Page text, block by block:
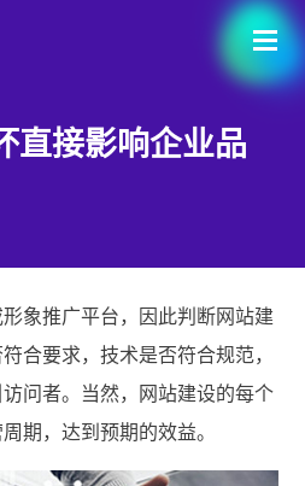
直接影响企业品
推广平台，因此判断网站建
合要求，技术是否符合规范，
问者。当然，网站建设的每个
期，达到预期的效益。